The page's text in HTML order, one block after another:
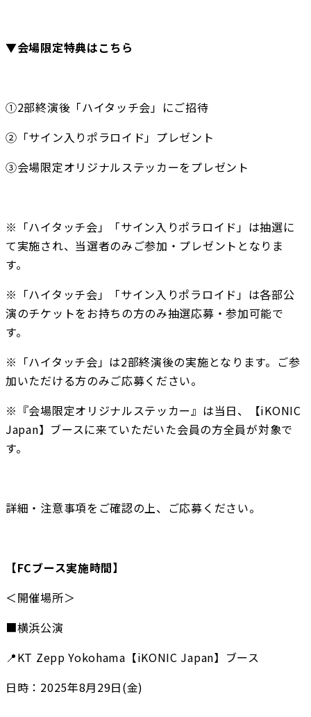
▼会場限定特典はこちら
①2部終演後「ハイタッチ会」にご招待
②「サイン入りポラロイド」プレゼント
③会場限定オリジナルステッカーをプレゼント
※「ハイタッチ会」「サイン入りポラロイド」は抽選に
て実施され、当選者のみご参加・プレゼントとなりま
す。
※「ハイタッチ会」「サイン入りポラロイド」は各部公
演のチケットをお持ちの方のみ抽選応募・参加可能で
す。
※「ハイタッチ会」は2部終演後の実施となります。ご参
加いただける方のみご応募ください。
※『会場限定オリジナルステッカー』は当日、【iKONIC
Japan】ブースに来ていただいた会員の方全員が対象で
す。
詳細・注意事項をご確認の上、ご応募ください。
【FCブース実施時間】
＜開催場所＞
■横浜公演
📍KT Zepp Yokohama【iKONIC Japan】ブース
日時：2025年8月29日(金)